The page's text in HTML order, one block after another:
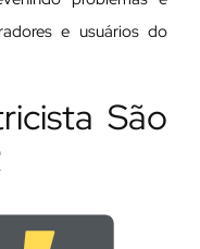
e usuários do
São